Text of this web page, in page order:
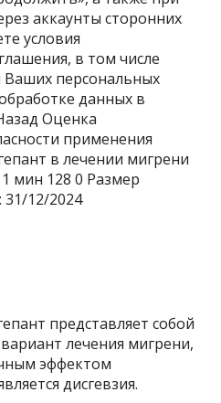
аккаунты сторонних
условия
в том числе
Ваших персональных
данных в
Оценка
применения
в лечении мигрени
1 мин 1280 Размер
31/12/2024
представляет собой
лечения мигрени,
эффектом
дисгевзия.